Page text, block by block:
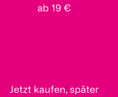
ab 19 €
Jetzt kaufen, später